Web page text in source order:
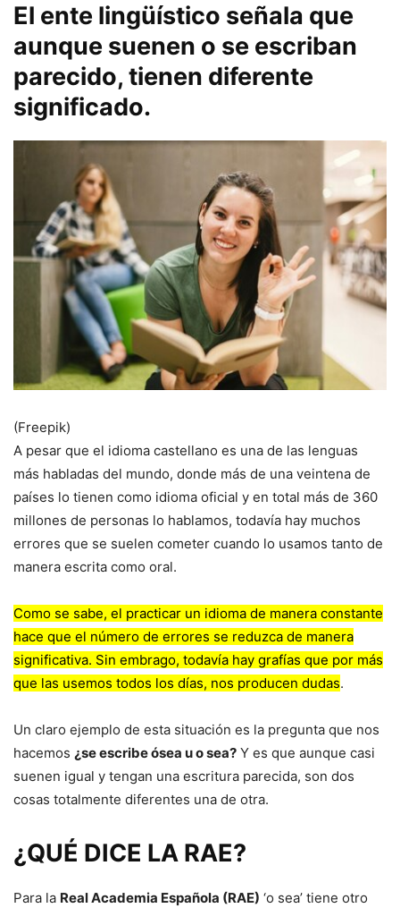
El ente lingüístico señala que
aunque suenen o se escriban
parecido, tienen diferente
significado.
(Freepik)
A pesar que el idioma castellano es una de las lenguas
más habladas del mundo, donde más de una veintena de
países lo tienen como idioma oficial y en total más de 360
millones de personas lo hablamos, todavía hay muchos
errores que se suelen cometer cuando lo usamos tanto de
manera escrita como oral.
Como se sabe, el practicar un idioma de manera constante
hace que el número de errores se reduzca de manera
significativa. Sin embrago, todavía hay grafías que por más
que las usemos todos los días, nos producen dudas.
Un claro ejemplo de esta situación es la pregunta que nos
hacemos ¿se escribe ósea u o sea? Y es que aunque casi
suenen igual y tengan una escritura parecida, son dos
cosas totalmente diferentes una de otra.
¿QUÉ DICE LA RAE?
Para la Real Academia Española (RAE) ‘o sea’ tiene otro